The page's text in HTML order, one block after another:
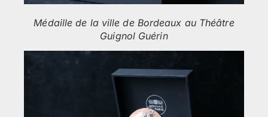
Médaille de la ville de Bordeaux au Théâtre
Guignol Guérin